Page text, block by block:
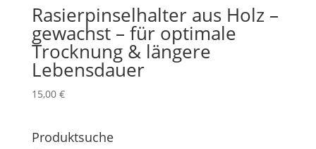
Rasierpinselhalter aus Holz –
gewachst – für optimale
Trocknung & längere
Lebensdauer
15,00 €
Produktsuche